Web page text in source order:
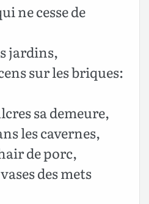
ne cesse de
jardins,
sur les briques:
sa demeure,
les cavernes,
de porc,
des mets